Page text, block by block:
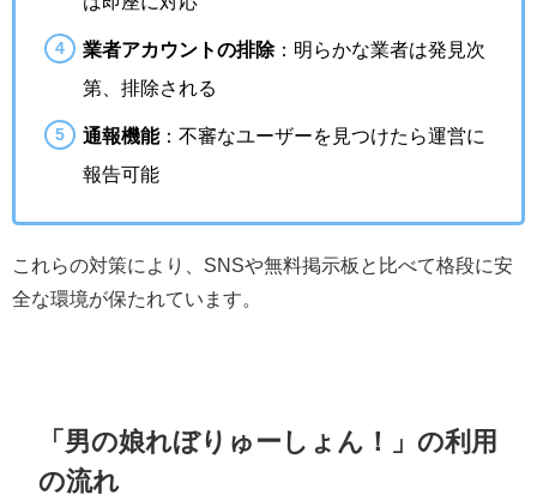
業者アカウントの排除：明らかな業者は発見次
第、排除される
通報機能：不審なユーザーを見つけたら運営に
報告可能
これらの対策により、SNSや無料掲示板と比べて格段に安
全な環境が保たれています。
「男の娘れぼりゅーしょん！」の利用
の流れ